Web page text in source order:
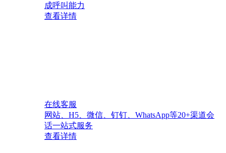
成呼叫能力
查看详情
在线客服
网站、H5、微信、钉钉、WhatsApp等20+渠道会
话一站式服务
查看详情